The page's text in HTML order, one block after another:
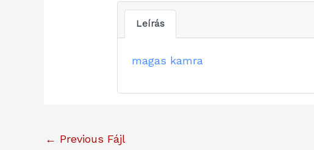
Leírás
magas kamra
← Previous Fájl